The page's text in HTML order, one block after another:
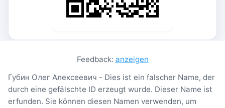
Feedback: anzeigen
Губин Олег Алексеевич - Dies ist ein falscher Name, der
durch eine gefälschte ID erzeugt wurde. Dieser Name ist
erfunden. Sie können diesen Namen verwenden, um